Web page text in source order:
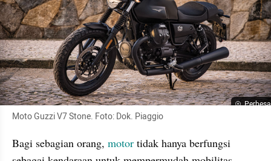
Moto Guzzi V7 Stone. Foto: Dok. Piaggio
Bagi sebagian orang, motor tidak hanya berfungsi